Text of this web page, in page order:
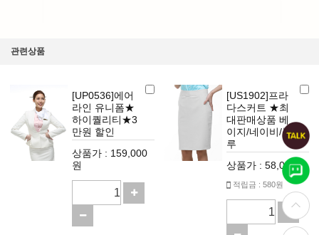
관련상품
[UP0536]에어
라인 유니폼★
하이퀄리티★3
만원 할인
상품가 : 159,000
원
[US1902]프라
다스커트 ★최
대판매상품 베
이지/네이비/블
루
상품가 : 58,000원
적립금 : 580원